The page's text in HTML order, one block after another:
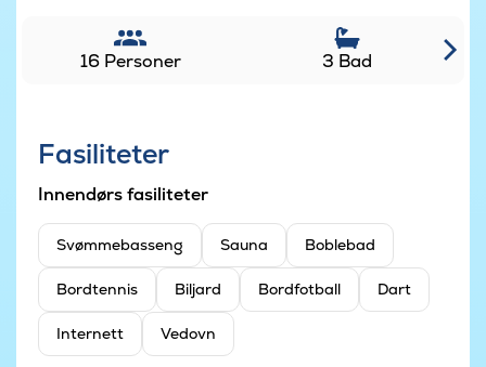
16 Personer 3 Bad
Fasiliteter
Innendørs fasiliteter
Svømmebasseng Sauna Boblebad
Bordtennis Biljard Bordfotball Dart
Internett Vedovn